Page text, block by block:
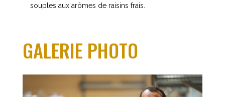
souples aux arômes de raisins frais.
GALERIE PHOTO